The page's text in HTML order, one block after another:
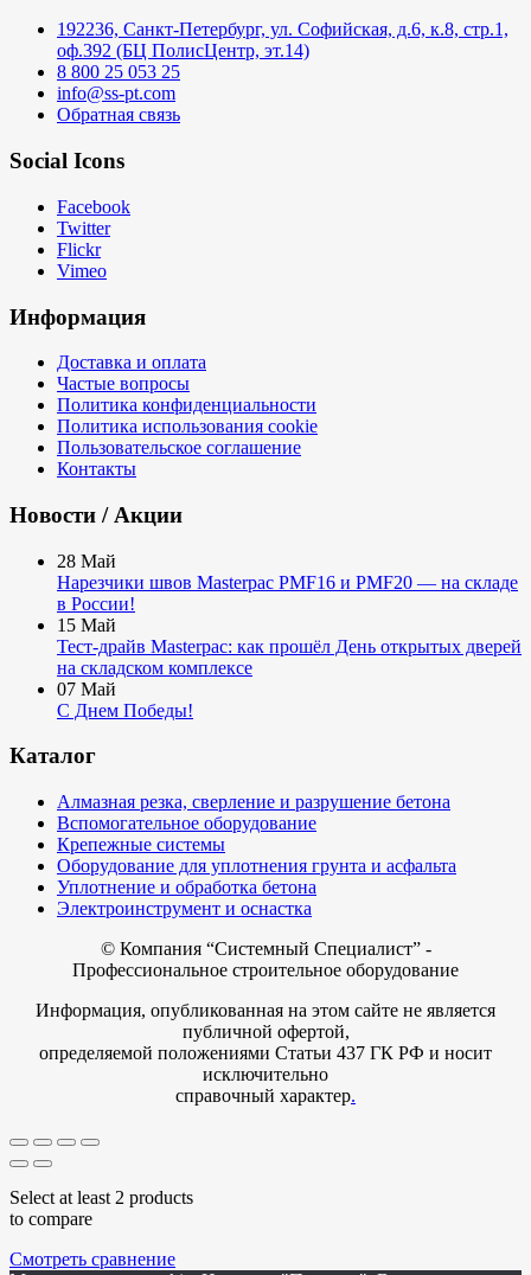
192236, Санкт-Петербург, ул. Софийская, д.6, к.8, стр.1,
оф.392 (БЦ ПолисЦентр, эт.14)
8 800 25 053 25
info@ss-pt.com
Обратная связь
Social Icons
Facebook
Twitter
Flickr
Vimeo
Информация
Доставка и оплата
Частые вопросы
Политика конфиденциальности
Политика использования cookie
Пользовательское соглашение
Контакты
Новости / Акции
28 Май
Нарезчики швов Masterpac PMF16 и PMF20 — на складе
в России!
15 Май
Тест-драйв Masterpac: как прошёл День открытых дверей
на складском комплексе
07 Май
С Днем Победы!
Каталог
Алмазная резка, сверление и разрушение бетона
Вспомогательное оборудование
Крепежные системы
Оборудование для уплотнения грунта и асфальта
Уплотнение и обработка бетона
Электроинструмент и оснастка
© Компания “Системный Специалист” -
Профессиональное строительное оборудование
Информация, опубликованная на этом сайте не является
публичной офертой,
определяемой положениями Статьи 437 ГК РФ и носит
исключительно
справочный характер.
Select at least 2 products
to compare
Смотреть сравнение